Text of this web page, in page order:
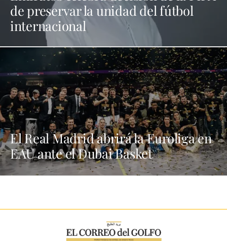
de preservar la unidad del fútbol
internacional
El Real Madrid abrirá la Euroliga en
EAU ante el Dubai Basket